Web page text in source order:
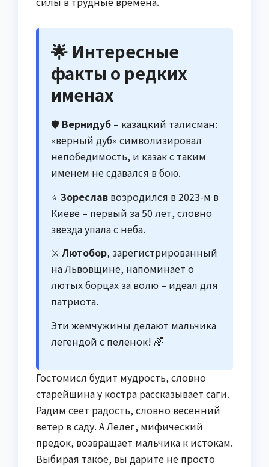
🌟 Интересные
факты о редких
именах
🛡️ Вернидуб – казацкий талисман:
«верный дуб» символизировал
непобедимость, и казак с таким
именем не сдавался в бою.
⭐ Зореслав возродился в 2023-м в
Киеве – первый за 50 лет, словно
звезда упала с неба.
⚔️ Лютобор, зарегистрированный
на Львовщине, напоминает о
лютых борцах за волю – идеал для
патриота.
Эти жемчужины делают мальчика
легендой с пеленок! 🌈
Гостомисл будит мудрость, словно
старейшина у костра рассказывает саги.
Радим сеет радость, словно весенний
ветер в саду. А Лелег, мифический
предок, возвращает мальчика к истокам.
Выбирая такое, вы дарите не просто